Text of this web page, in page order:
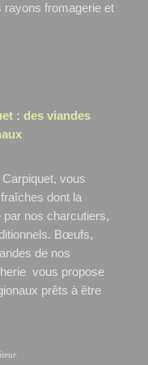
rayons fromagerie et
: des viandes
vous
dont la
par nos charcutiers,
Bœufs,
de nos
vous propose
prêts à être